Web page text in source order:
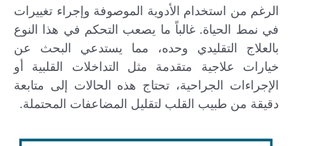
الرغم من استخدام الأدوية الموصوفة وإجراء تغييرات
في نمط الحياة. غالباً ما يصعب التحكم في هذا النوع
بالعلاج التقليدي وحده، مما يستدعي البحث عن
خيارات علاجية متقدمة مثل التداخلات القلبية أو
الإجراءات الجراحية، تحتاج هذه الحالات إلى متابعة
دقيقة من طبيب القلب لتقليل المضاعفات المحتملة.